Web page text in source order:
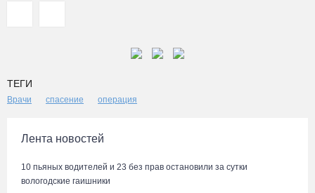
ТЕГИ
Врачи спасение операция
Лента новостей
10 пьяных водителей и 23 без прав остановили за сутки
вологодские гаишники